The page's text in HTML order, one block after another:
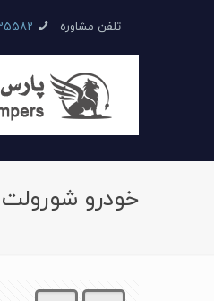
تلفن مشاوره
خودرو شورولت Volt اتوماتیک سال 2016